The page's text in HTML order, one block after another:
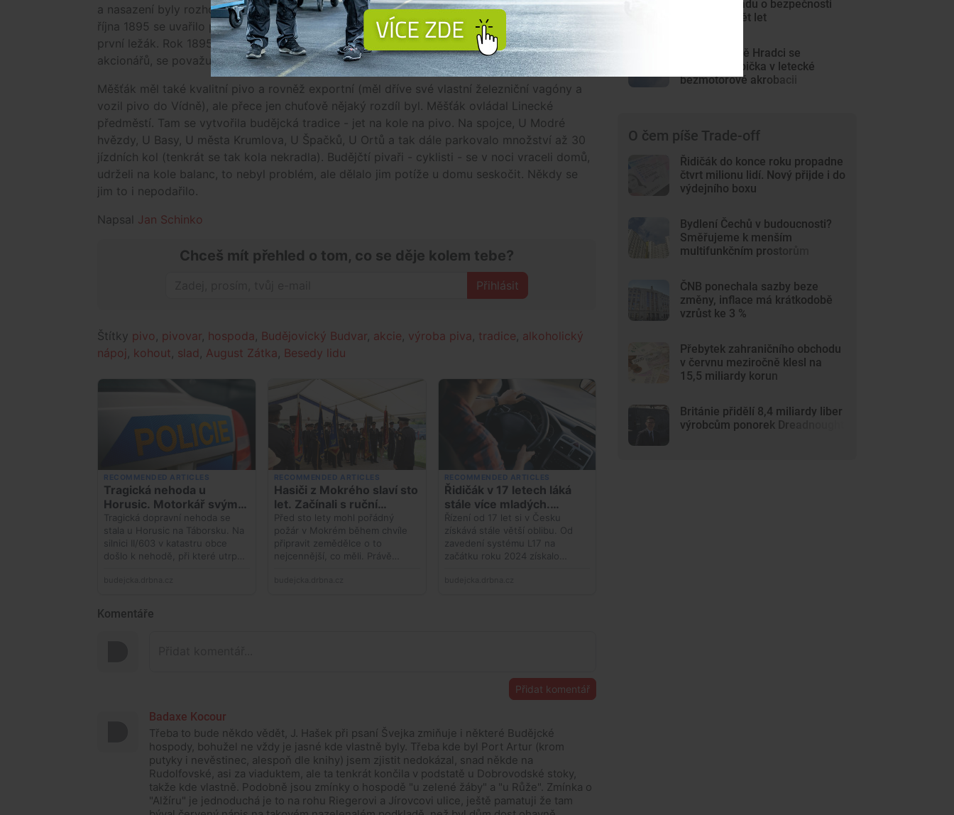
a nasazení byly rozhodující. V srpnu 1894 byly na Pražské zahájeny stavební práce a dne 7.
října 1895 se uvařilo prvních 100 hektolitrů piva. Rozmach nastal v březnu 1896, kdy dozrál
první ležák. Rok 1895, přesněji den 15. dubna 1895, kdy se konala ustavující valná hromada
akcionářů, se považuje za datum vzniku Českého akciového pivovaru (později Budvaru).
Měšťák měl také kvalitní pivo a rovněž exportní (měl dříve své vlastní železniční vagóny a
vozil pivo do Vídně), ale přece jen chuťově nějaký rozdíl byl. Měšťák ovládal Linecké
předměstí. Tam se vytvořila budějcká tradice - jet na kole na pivo. Na spojce, U Modré
hvězdy, U Basy, U města Krumlova, U Špačků, U Ortů a tak dále parkovalo množství až 30
jízdních kol (tenkrát se tak kola nekradla). Budějčtí pivaři - cyklisti - se v noci vraceli domů,
udrželi na kole balanc, to nebyl problém, ale dělalo jim potíže u domu seskočit. Někdy se
jim to i nepodařilo.
Napsal Jan Schinko
Chceš mít přehled o tom, co se děje kolem tebe?
Přihlásit
Štítky pivo pivovar hospoda Budějovický Budvar akcie výroba piva tradice alkoholický
nápoj kohout slad August Zátka Besedy lidu
Komentáře
Přidat komentář
Badaxe Kocour
Třeba to bude někdo vědět, J. Hašek při psaní Švejka zmiňuje i některé Budějcké
hospody, bohužel ne vždy je jasné kde vlastně byly. Třeba kde byl Port Artur (krom
putyky i nevěstinec, alespoň dle knihy) jsem zjistit nedokázal, snad někde na
Rudolfovské, asi za viaduktem, ale ta tenkrát končila v podstatě u Dobrovodské stoky,
takže kde vlastně. Podobně jsou zmínky o hospodě "u zelené žáby" a "u Růže". Zmínka o
"Alžíru" je jednoduchá je to na rohu Riegerovi a Jírovcovi ulice, ještě pamatuji že tam
Drážního úřadu o bezpečnosti
na dalších pět let
V Jindřichově Hradci se
předvedla špička v letecké
bezmotorové akrobacii
O čem píše Trade-off
Řidičák do konce roku propadne
čtvrt milionu lidí. Nový přijde i do
výdejního boxu
Bydlení Čechů v budoucnosti?
Směřujeme k menším
multifunkčním prostorům
ČNB ponechala sazby beze
změny, inflace má krátkodobě
vzrůst ke 3 %
Přebytek zahraničního obchodu
v červnu meziročně klesl na
15,5 miliardy korun
Británie přidělí 8,4 miliardy liber
výrobcům ponorek Dreadnought